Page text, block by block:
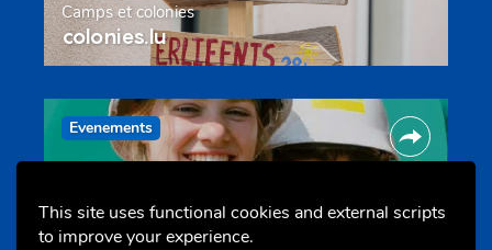
This site uses functional cookies and external scripts
to improve your experience.
Camps et colonies
colonies.lu
Evenements